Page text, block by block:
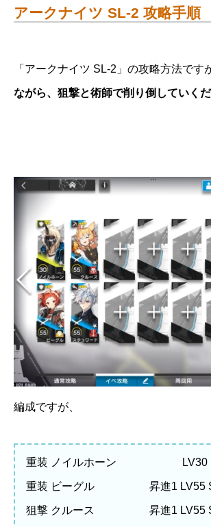
アークナイツ SL-2 攻略手順
「アークナイツ SL-2」の攻略方法です
ながら、狙撃と術師で削り倒していく
編成ですが、
重装 ノイルホーン LV30
重装 ビーグル 昇進1 LV55
狙撃 クルース 昇進1 LV55